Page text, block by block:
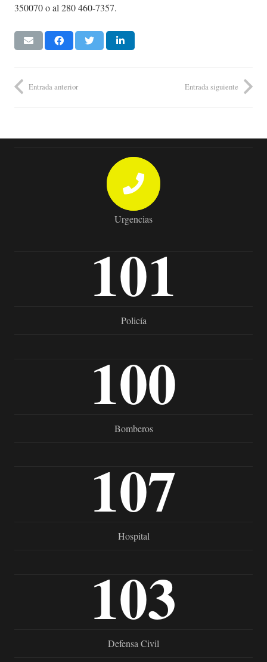
350070 o al 280 460-7357.
Entrada anterior Entrada siguiente
Urgencias
101
Policía
100
Bomberos
107
Hospital
103
Defensa Civil